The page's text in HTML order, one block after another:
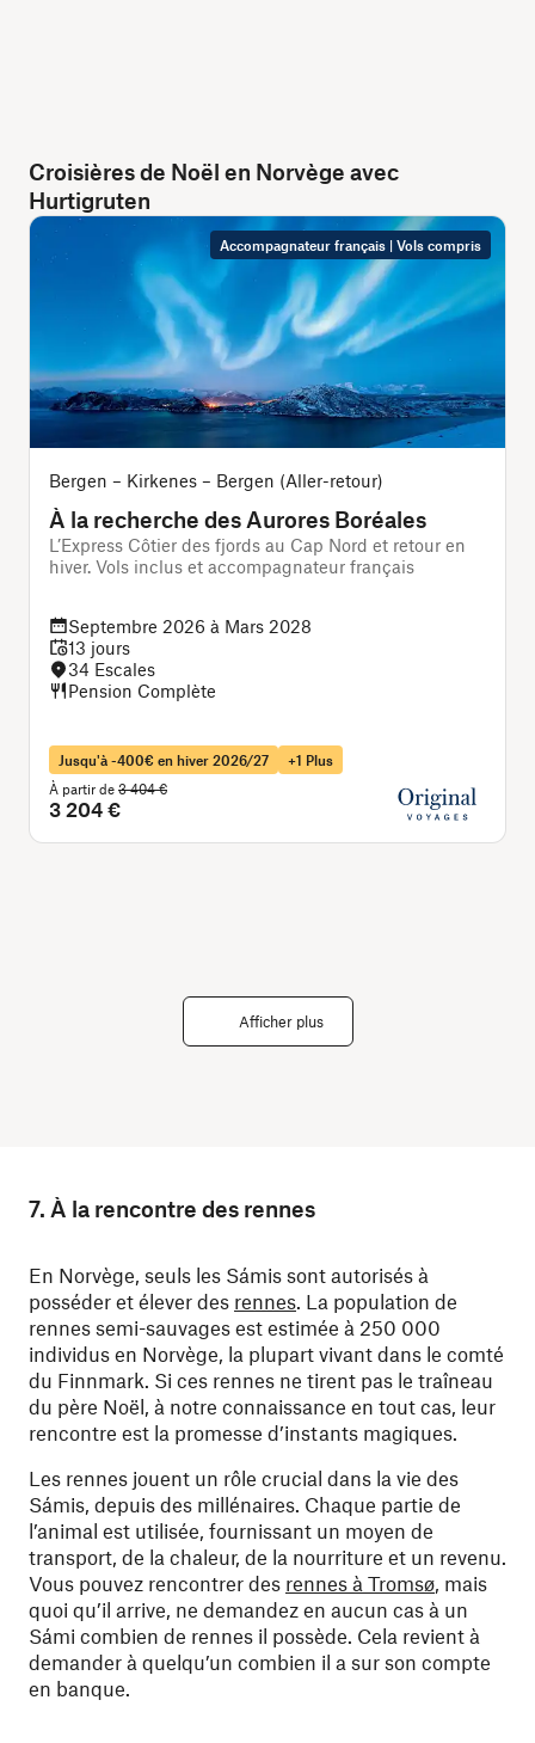
Croisières de Noël en Norvège avec
Hurtigruten
Accompagnateur français | Vols compris
Bergen – Kirkenes – Bergen (Aller-retour)
À la recherche des Aurores Boréales
L’Express Côtier des fjords au Cap Nord et retour en
hiver. Vols inclus et accompagnateur français
Septembre 2026 à Mars 2028
13 jours
34 Escales
Pension Complète
Jusqu'à -400€ en hiver 2026/27
+1 Plus
À partir de 3 404 €
3 204 €
Afficher plus
7. À la rencontre des rennes
En Norvège, seuls les Sámis sont autorisés à
posséder et élever des rennes . La population de
rennes semi-sauvages est estimée à 250 000
individus en Norvège, la plupart vivant dans le comté
du Finnmark. Si ces rennes ne tirent pas le traîneau
du père Noël, à notre connaissance en tout cas, leur
rencontre est la promesse d’instants magiques.
Les rennes jouent un rôle crucial dans la vie des
Sámis, depuis des millénaires. Chaque partie de
l’animal est utilisée, fournissant un moyen de
transport, de la chaleur, de la nourriture et un revenu.
Vous pouvez rencontrer des rennes à Tromsø , mais
quoi qu’il arrive, ne demandez en aucun cas à un
Sámi combien de rennes il possède. Cela revient à
demander à quelqu’un combien il a sur son compte
en banque.